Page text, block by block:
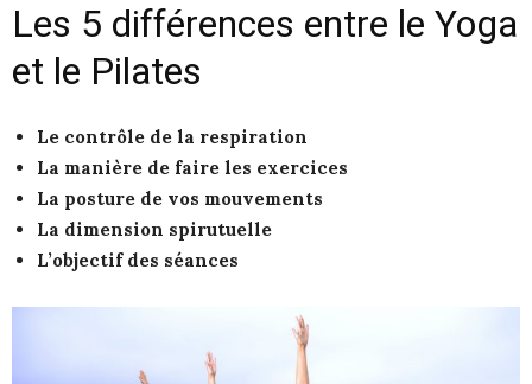
Les 5 différences entre le Yoga
et le Pilates
Le contrôle de la respiration
La manière de faire les exercices
La posture de vos mouvements
La dimension spirutuelle
L’objectif des séances